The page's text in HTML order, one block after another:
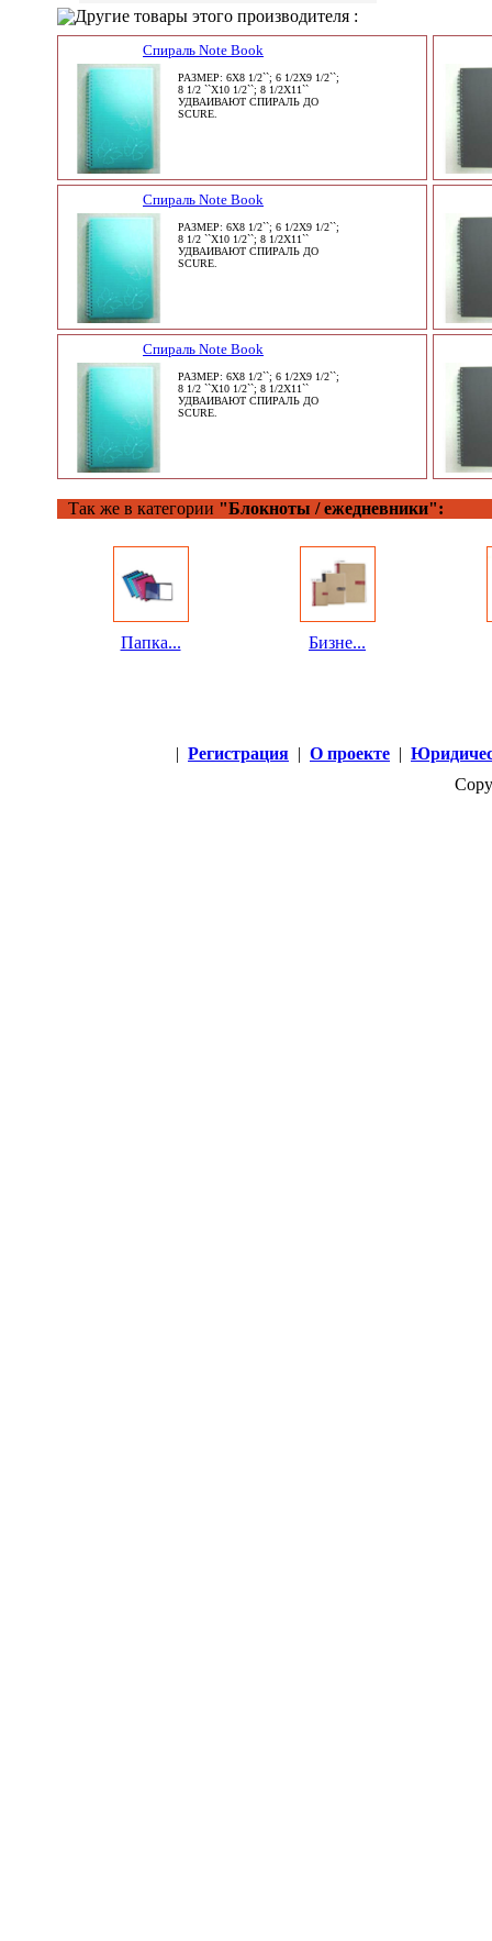
Другие товары этого производителя :
Спираль Note Book
РАЗМЕР: 6X8 1/2``; 6 1/2X9 1/2``;
8 1/2 ``X10 1/2``; 8 1/2X11``
УДВАИВАЮТ СПИРАЛЬ ДО
SCURE.
Спираль Note Book
РАЗМЕР: 6X8 1/2``; 6 1/2X9 1/2``;
8 1/2 ``X10 1/2``; 8 1/2X11``
УДВАИВАЮТ СПИРАЛЬ ДО
SCURE.
Спираль Note Book
РАЗМЕР: 6X8 1/2``; 6 1/2X9 1/2``;
8 1/2 ``X10 1/2``; 8 1/2X11``
УДВАИВАЮТ СПИРАЛЬ ДО
SCURE.
Так же в категории "Блокноты / ежедневники":
Папка... Бизне...
| Регистрация | О проекте |